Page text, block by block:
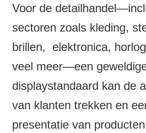
Voor de
sectoren zoals kleding,
brillen, elektronica,
veel meer—een
displaystandaard kan de
van klanten trekken en
presentatie van